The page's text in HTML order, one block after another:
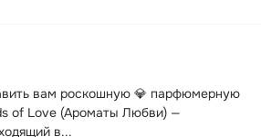
вам роскошную 💎 парфюмерную
of Love (Ароматы Любви) —
в...